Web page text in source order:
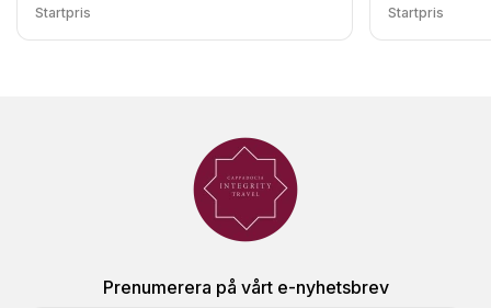
Absolut Cappadocias bästa agent. Personalen är mycket
vänlig och guiderna är bra. Bilarna var mycket lyxiga och
restaurangalternativen var mycket bra. Jag
rekommenderar starkt denna agent till alla som vill leva
Startpris Startpris
Prenumerera på vårt e-nyhetsbrev